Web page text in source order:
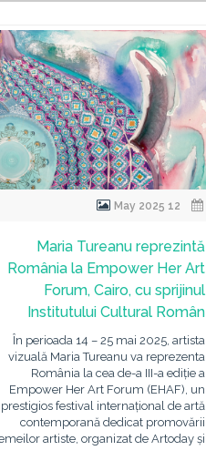
Maria Tureanu reprezintă
România la Empower Her Art
Forum, Cairo, cu sprijinul
Institutului Cultural Român
În perioada 14 – 25 mai 2025, artista
vizuală Maria Tureanu va reprezenta
România la cea de-a III-a ediție a
Empower Her Art Forum (EHAF), un
prestigios festival internațional de artă
contemporană dedicat promovării
artiste, organizat de Artoday și